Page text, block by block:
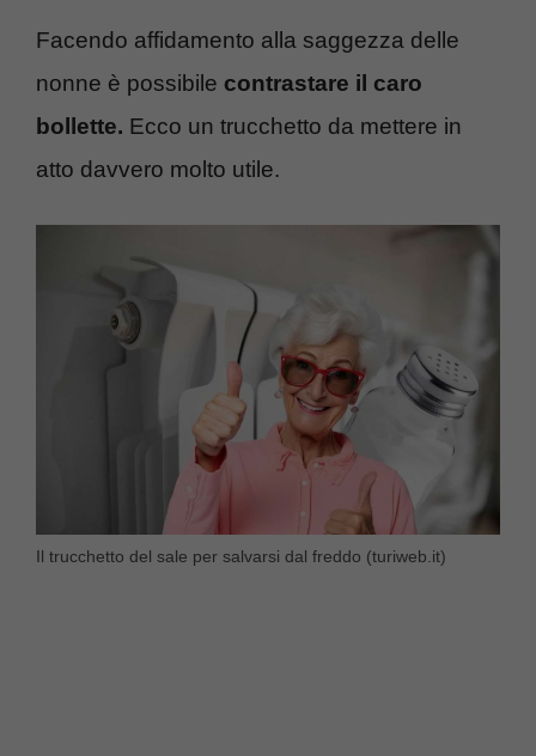
Facendo affidamento alla saggezza delle
nonne è possibile contrastare il caro
bollette. Ecco un trucchetto da mettere in
atto davvero molto utile.
Il trucchetto del sale per salvarsi dal freddo (turiweb.it)